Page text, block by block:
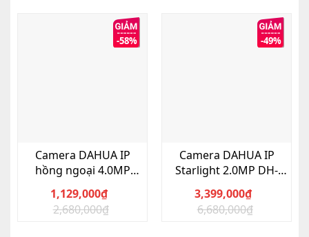
-58%
Camera DAHUA IP
hồng ngoại 4.0MP
2,680,000₫
Giá
1,129,000₫
Giá
-49%
Camera DAHUA IP
Starlight 2.0MP DH-
6,680,000₫
Giá
3,399,000₫
Giá